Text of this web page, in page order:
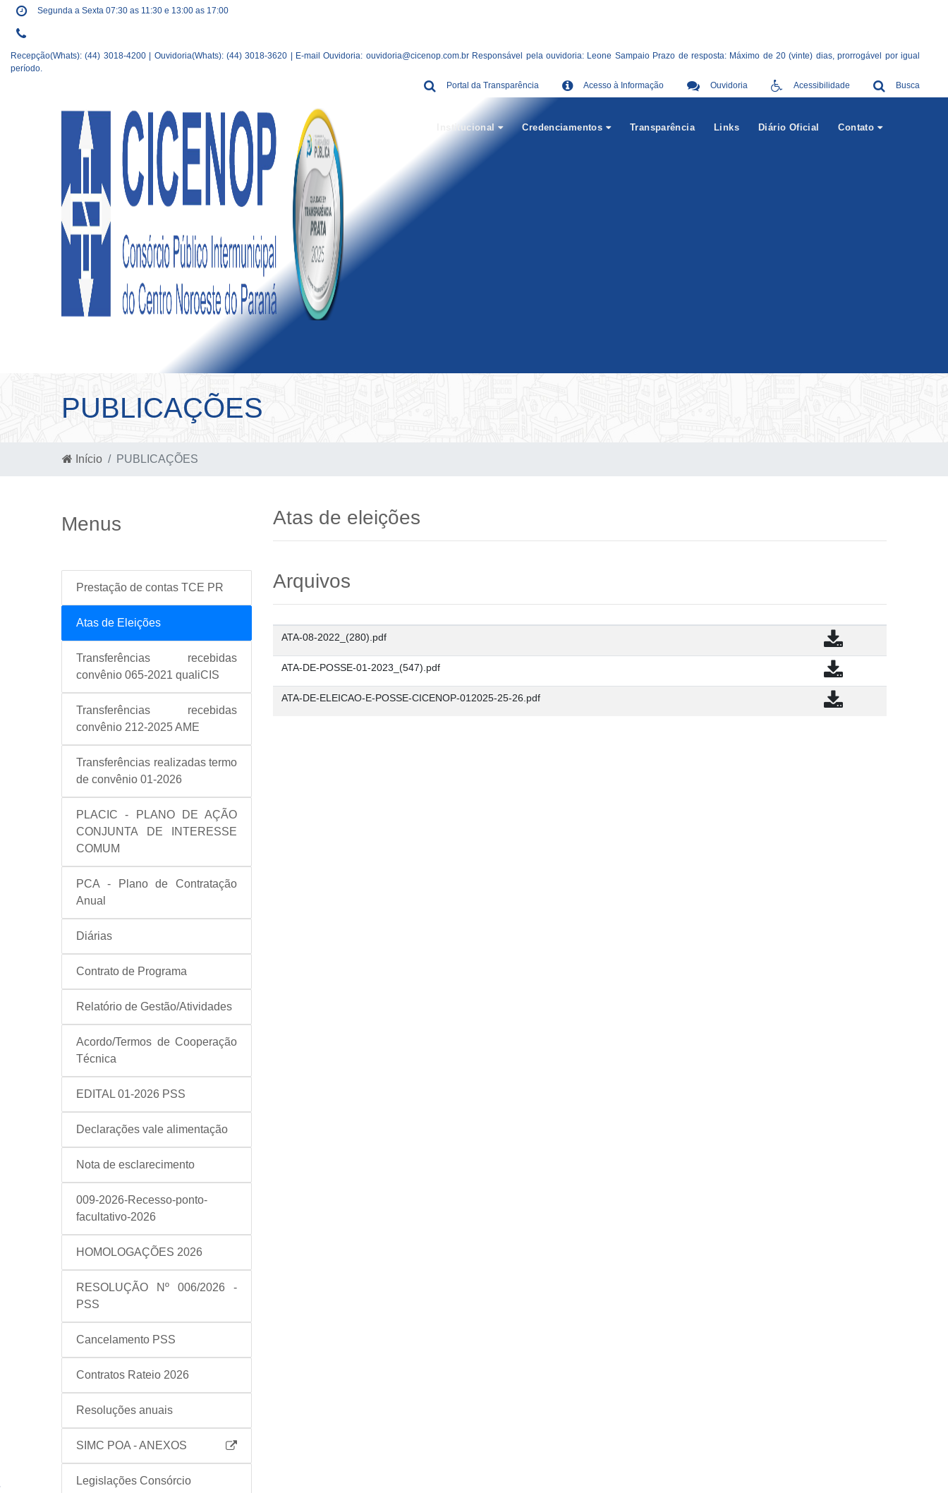
Segunda a Sexta 07:30 as 11:30 e 13:00 as 17:00
Recepção(Whats): (44) 3018-4200 | Ouvidoria(Whats): (44) 3018-3620 | E-mail Ouvidoria: ouvidoria@cicenop.com.brResponsável pela ouvidoria: Leone Sampaio Prazo de resposta: Máximo de 20 (vinte) dias, prorrogável por igual
período.
Busca
Acessibilidade
Ouvidoria
Acesso à Informação
Portal da Transparência
Institucional Credenciamentos Transparência Links Diário Oficial Contato
PUBLICAÇÕES
Início PUBLICAÇÕES
Menus
Prestação de contas TCE PR
Atas de Eleições
Transferências recebidas
convênio 065-2021 qualiCIS
Transferências recebidas
convênio 212-2025 AME
Transferências realizadas termo
de convênio 01-2026
PLACIC - PLANO DE AÇÃO
CONJUNTA DE INTERESSE
COMUM
PCA - Plano de Contratação
Anual
Diárias
Contrato de Programa
Relatório de Gestão/Atividades
Acordo/Termos de Cooperação
Técnica
EDITAL 01-2026 PSS
Declarações vale alimentação
Nota de esclarecimento
009-2026-Recesso-ponto-
facultativo-2026
HOMOLOGAÇÕES 2026
RESOLUÇÃO Nº 006/2026 -
PSS
Cancelamento PSS
Contratos Rateio 2026
Resoluções anuais
SIMC POA - ANEXOS
Legislações Consórcio
Atas de eleições
Arquivos
ATA-08-2022_(280).pdf
ATA-DE-POSSE-01-2023_(547).pdf
ATA-DE-ELEICAO-E-POSSE-CICENOP-012025-25-26.pdf